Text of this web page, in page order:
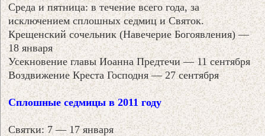
Среда и пятница: в течение всего года, за
исключением сплошных седмиц и Святок.
Крещенский сочельник (Навечерие Богоявления) —
18 января
Усекновение главы Иоанна Предтечи — 11 сентября
Воздвижение Креста Господня — 27 сентября
Сплошные седмицы в 2011 году
Святки: 7 — 17 января